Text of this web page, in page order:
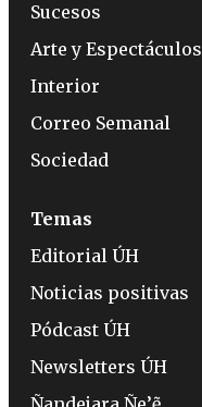
Sucesos
Arte y Espectáculos
Interior
Correo Semanal
Sociedad
Temas
Editorial ÚH
Noticias positivas
Pódcast ÚH
Newsletters ÚH